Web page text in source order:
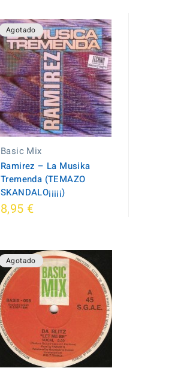
Agotado
Basic Mix
Ramirez – La Musika
Tremenda (TEMAZO
SKANDALO¡¡¡¡¡)
8,95 €
Agotado